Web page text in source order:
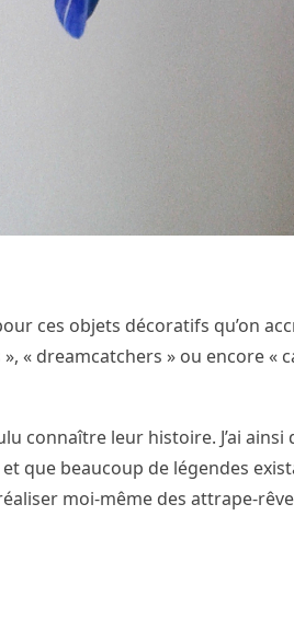
ces objets décoratifs qu’on
« dreamcatchers » ou encore «
connaître leur histoire. J’ai ainsi
que beaucoup de légendes
moi-même des attrape-